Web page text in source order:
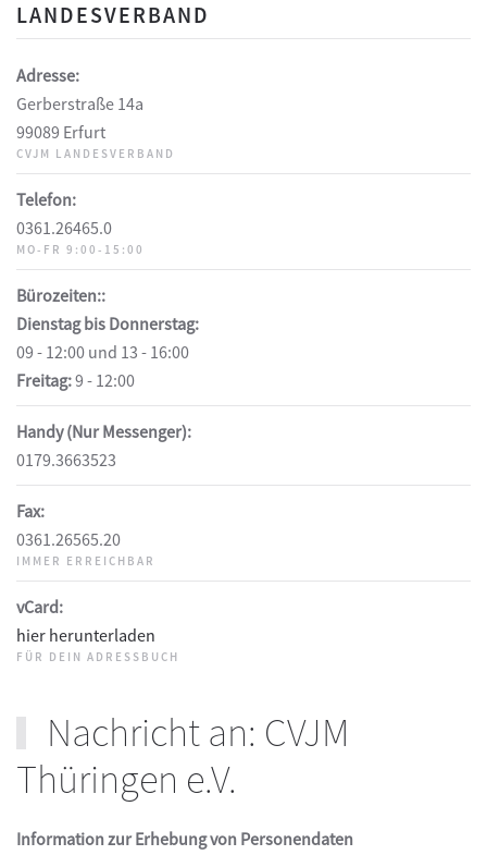
LANDESVERBAND
Adresse:
Gerberstraße 14a
99089 Erfurt
CVJM LANDESVERBAND
Telefon:
0361.26465.0
MO-FR 9:00-15:00
Bürozeiten::
Dienstag bis Donnerstag:
09 - 12:00 und 13 - 16:00
Freitag:9 - 12:00
Handy (Nur Messenger):
0179.3663523
Fax:
0361.26565.20
IMMER ERREICHBAR
vCard:
hier herunterladen
FÜR DEIN ADRESSBUCH
Nachricht an: CVJM
Thüringen e.V.
Information zur Erhebung von Personendaten